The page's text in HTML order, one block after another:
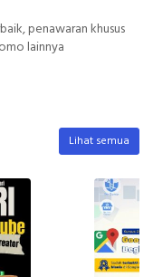
penawaran khusus
lainnya
Lihat semua